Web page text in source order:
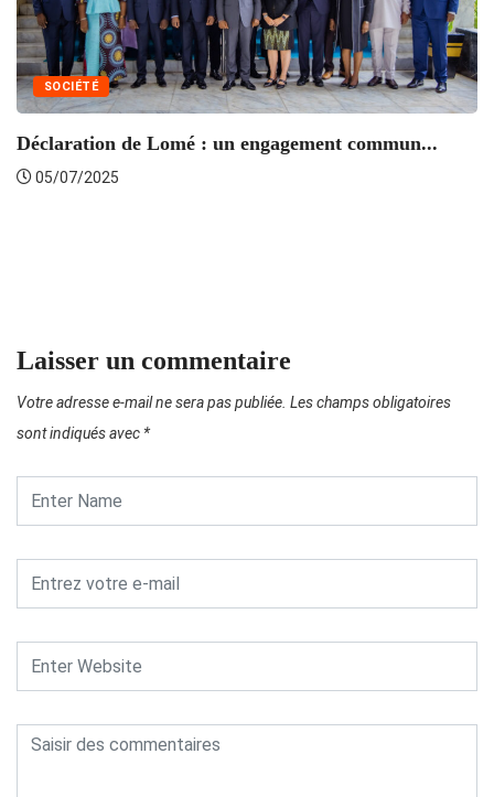
SOCIÉTÉ
Déclaration de Lomé : un engagement commun...
05/07/2025
Laisser un commentaire
Votre adresse e-mail ne sera pas publiée. Les champs obligatoires
sont indiqués avec *